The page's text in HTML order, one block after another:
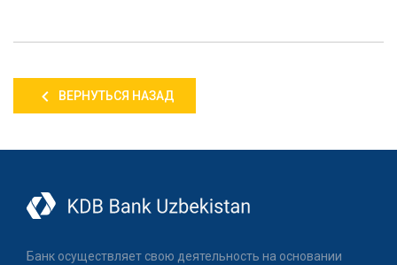
ВЕРНУТЬСЯ НАЗАД
Банк осуществляет свою деятельность на основании